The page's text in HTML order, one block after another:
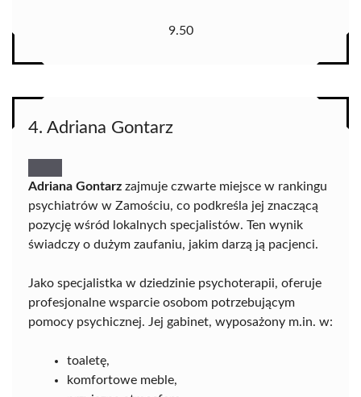
9.50
4. Adriana Gontarz
Adriana Gontarz zajmuje czwarte miejsce w rankingu
psychiatrów w Zamościu, co podkreśla jej znaczącą
pozycję wśród lokalnych specjalistów. Ten wynik
świadczy o dużym zaufaniu, jakim darzą ją pacjenci.
Jako specjalistka w dziedzinie psychoterapii, oferuje
profesjonalne wsparcie osobom potrzebującym
pomocy psychicznej. Jej gabinet, wyposażony m.in. w:
toaletę,
komfortowe meble,